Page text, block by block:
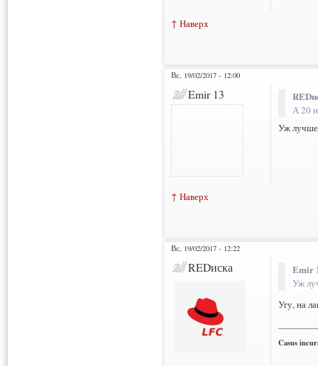
↑ Наверх
Вс, 19/02/2017 - 12:00
Emir 13
А 20
Уж лучше
↑ Наверх
Вс, 19/02/2017 - 12:22
REDиска Emir
Уж
Угу, на
Casus